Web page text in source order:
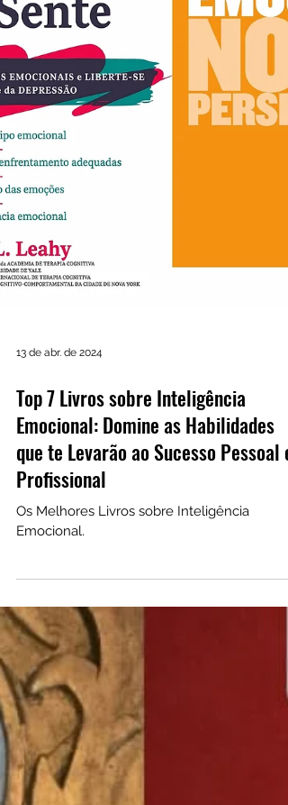
13 de abr. de 2024
Top 7 Livros sobre Inteligência
Emocional: Domine as Habilidades
que te Levarão ao Sucesso Pessoal e
Profissional